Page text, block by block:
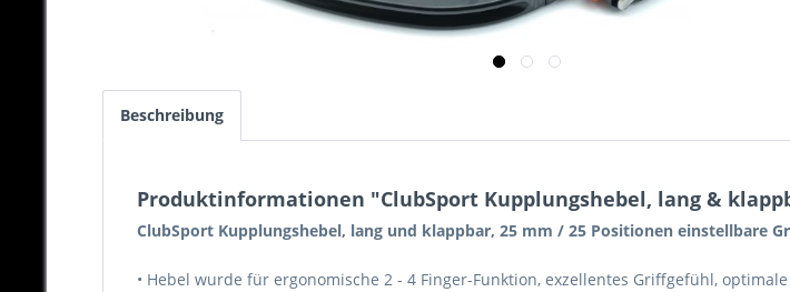
Beschreibung
Produktinformationen "ClubSport Kupplungshebel, lang &
ClubSport Kupplungshebel, lang und klappbar, 25 mm / 25 Positionen einstellbare
• Hebel wurde für ergonomische 2 - 4 Finger-Funktion, exzellentes Griffgefühl,